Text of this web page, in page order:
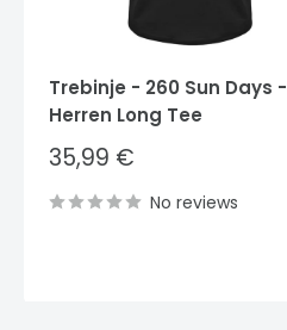
Trebinje - 260 Sun Days -
Herren Long Tee
Sale
price
35,99 €
No reviews